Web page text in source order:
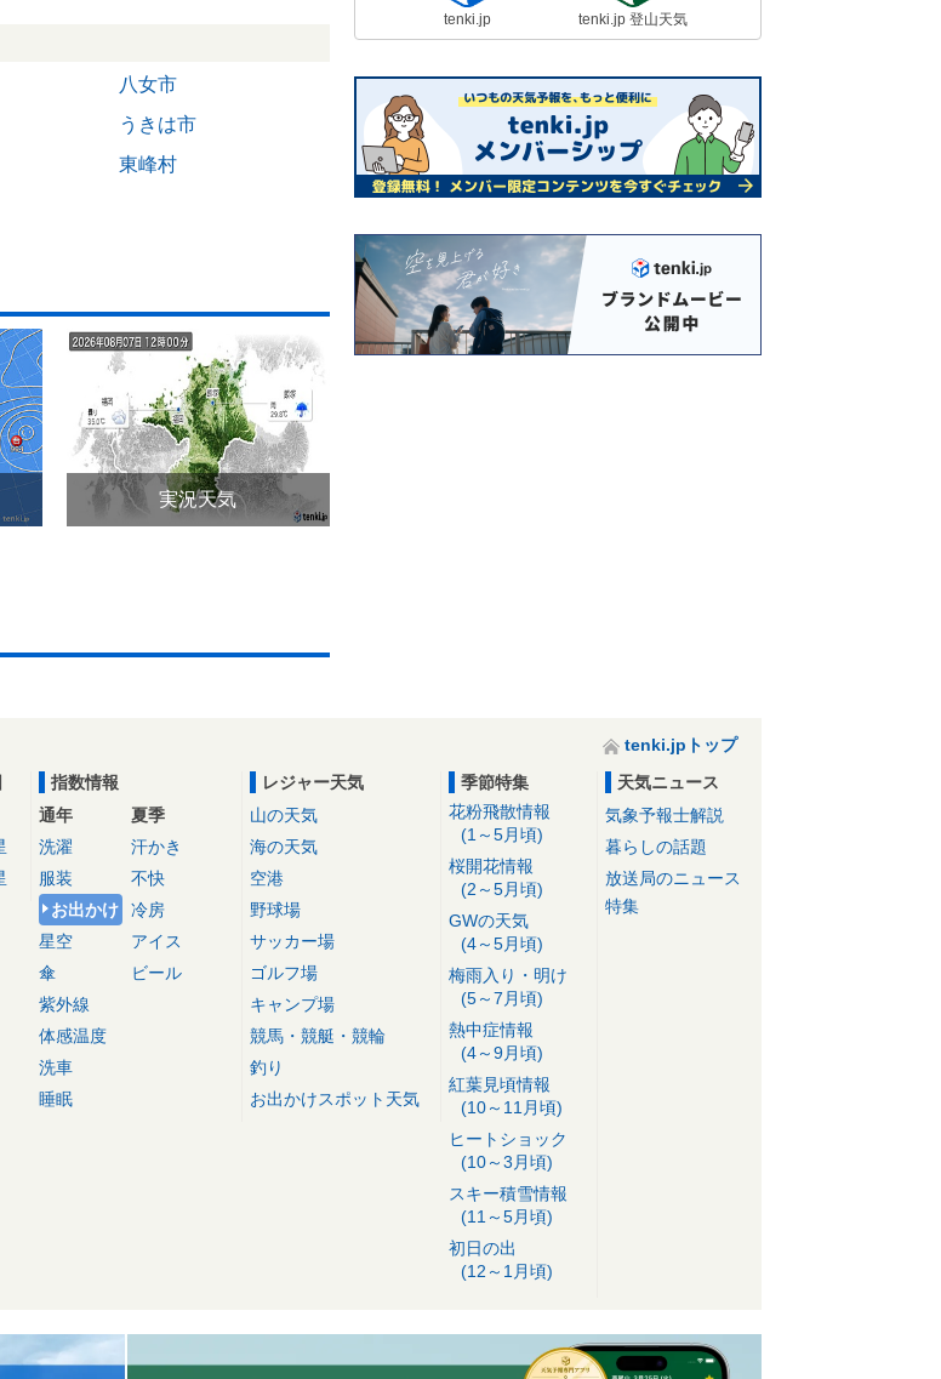
八女市
うきは市
東峰村
実況天気
tenki.jp tenki.jp 登山天気
tenki.jpトップ
指数情報
通年
洗濯
服装
お出かけ
星空
傘
紫外線
体感温度
洗車
睡眠
夏季
汗かき
不快
冷房
アイス
ビール
レジャー天気
山の天気
海の天気
空港
野球場
サッカー場
ゴルフ場
キャンプ場
競馬・競艇・競輪
釣り
お出かけスポット天気
季節特集
花粉飛散情報
(1～5月頃)
桜開花情報
(2～5月頃)
GWの天気
(4～5月頃)
梅雨入り・明け
(5～7月頃)
熱中症情報
(4～9月頃)
紅葉見頃情報
(10～11月頃)
ヒートショック
(10～3月頃)
スキー積雪情報
(11～5月頃)
初日の出
(12～1月頃)
天気ニュース
気象予報士解説
暮らしの話題
放送局のニュース
特集